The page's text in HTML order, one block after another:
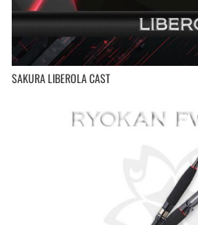
SAKURA LIBEROLA CAST